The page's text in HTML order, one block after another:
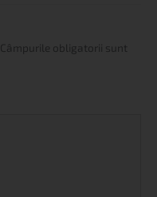
Câmpurile obligatorii sunt